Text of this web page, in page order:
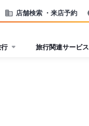
店舗検索 ・来店予約
旅行関連サービス